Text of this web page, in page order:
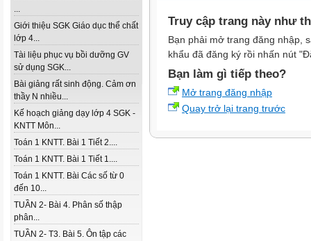
...
Giới thiệu SGK Giáo dục thể chất
lớp 4...
Tài liệu phục vụ bồi dưỡng GV
sử dụng SGK...
Bài giảng rất sinh động. Cảm ơn
thầy N nhiều...
Kế hoạch giảng dạy lớp 4 SGK -
KNTT Môn...
Toán 1 KNTT. Bài 1 Tiết 2....
Toán 1 KNTT. Bài 1 Tiết 1....
Toán 1 KNTT. Bài Các số từ 0
đến 10...
TUẦN 2- Bài 4. Phân số thập
phân...
TUẦN 2- T3. Bài 5. Ôn tập các
Truy cập trang này như
Bạn phải mở trang đăng nhập,
khẩu đã đăng ký rồi nhấn nút
Bạn làm gì tiếp theo?
Mở trang đăng nhập
Quay trở lại trang trước